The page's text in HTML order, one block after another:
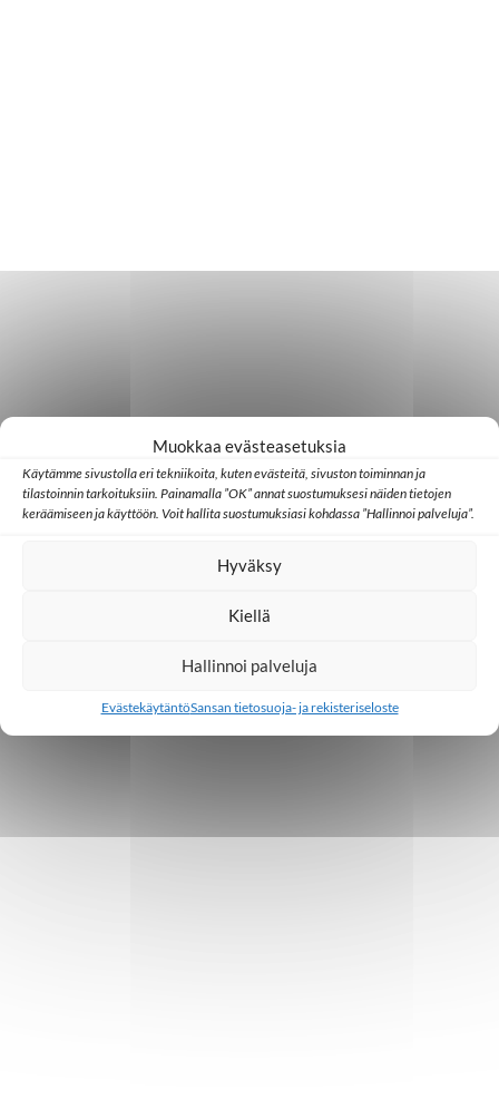
Muokkaa evästeasetuksia
Käytämme sivustolla eri tekniikoita, kuten evästeitä, sivuston toiminnan ja
tilastoinnin tarkoituksiin. Painamalla ”OK” annat suostumuksesi näiden tietojen
keräämiseen ja käyttöön. Voit hallita suostumuksiasi kohdassa ”Hallinnoi palveluja”.
Hyväksy
Kiellä
Hallinnoi palveluja
EvästekäytäntöSansan tietosuoja- ja rekisteriseloste